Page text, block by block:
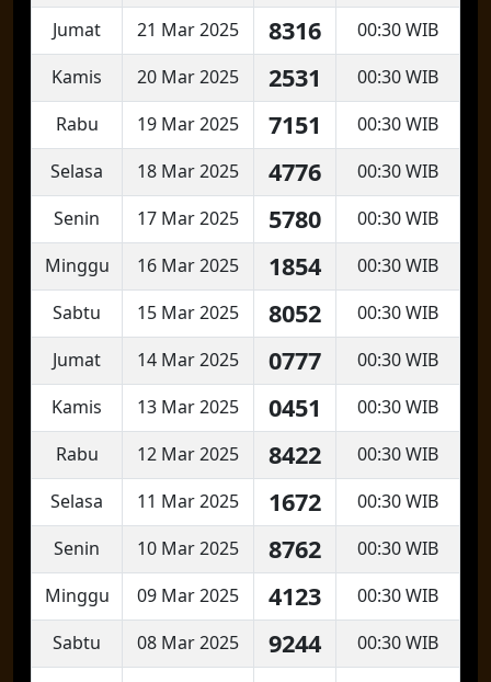
Jumat
21 Mar 2025 8316
00:30 WIB
Kamis
20 Mar 2025 2531
00:30 WIB
Rabu
19 Mar 2025 7151
00:30 WIB
Selasa
18 Mar 2025 4776
00:30 WIB
Senin
17 Mar 2025 5780
00:30 WIB
Minggu
16 Mar 2025 1854
00:30 WIB
Sabtu
15 Mar 2025 8052
00:30 WIB
Jumat
14 Mar 2025 0777
00:30 WIB
Kamis
13 Mar 2025 0451
00:30 WIB
Rabu
12 Mar 2025 8422
00:30 WIB
Selasa
11 Mar 2025 1672
00:30 WIB
Senin
10 Mar 2025 8762
00:30 WIB
Minggu
09 Mar 2025 4123
00:30 WIB
Sabtu
08 Mar 2025 9244
00:30 WIB